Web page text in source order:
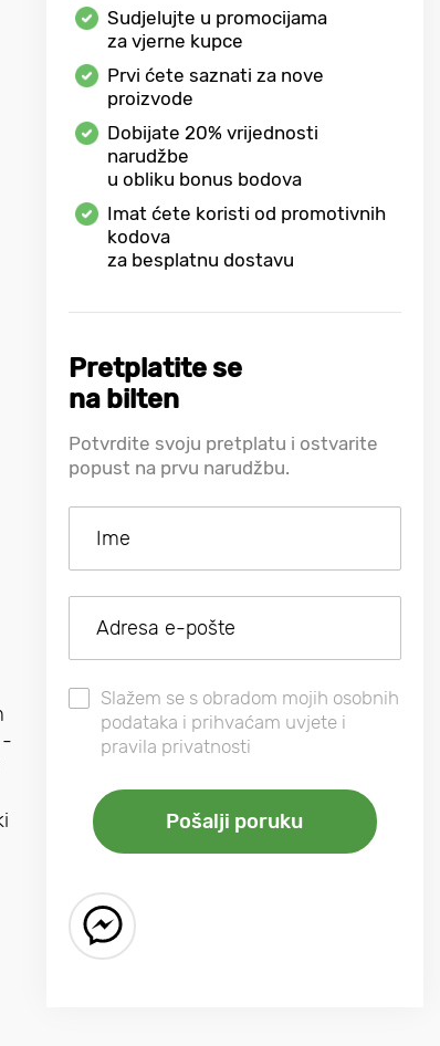
-
Sudjelujte u promocijama
za vjerne kupce
Prvi ćete saznati za nove
proizvode
Dobijate 20% vrijednosti
narudžbe
u obliku bonus bodova
Imat ćete koristi od promotivnih
kodova
za besplatnu dostavu
Pretplatite se
na bilten
Potvrdite svoju pretplatu i ostvarite
popust na prvu narudžbu.
Slažem se s obradom mojih osobnih
podataka i prihvaćam uvjete i
pravila privatnosti